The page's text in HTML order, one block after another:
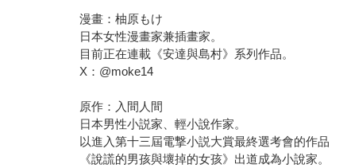
漫畫：柚原もけ
日本女性漫畫家兼插畫家。
目前正在連載《安達與島村》系列作品。
X：@moke14
原作：入間人間
日本男性小説家、輕小說作家。
以進入第十三屆電撃小説大賞最終選考會的作品
《說謊的男孩與壞掉的女孩》出道成為小說家。